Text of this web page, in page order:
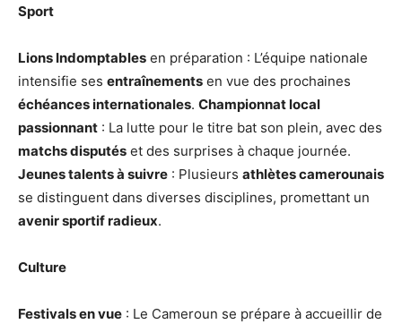
Sport
Lions Indomptables en préparation : L’équipe nationale
intensifie ses entraînements en vue des prochaines
échéances internationales. Championnat local
passionnant : La lutte pour le titre bat son plein, avec des
matchs disputés et des surprises à chaque journée.
Jeunes talents à suivre : Plusieurs athlètes camerounais
se distinguent dans diverses disciplines, promettant un
avenir sportif radieux.
Culture
Festivals en vue : Le Cameroun se prépare à accueillir de